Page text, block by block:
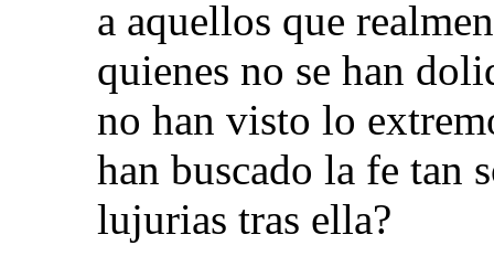
a aquellos que
quienes no se han
no han visto lo
han buscado la fe tan
lujurias tras ella?